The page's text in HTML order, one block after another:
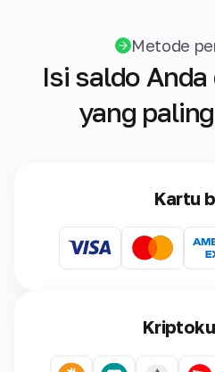
Metode
Isi saldo
yang
Kartu